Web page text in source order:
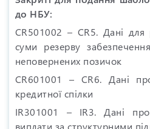
до НБУ:
CR501002 – CR5. Дані для
суми резерву
неповернених позичок
CR601001 – CR6. Дані
кредитної спілки
IR301001 – IR3. Дані про
виплати за структурними